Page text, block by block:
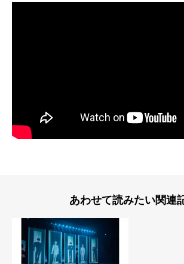
あわせて読みたい関連